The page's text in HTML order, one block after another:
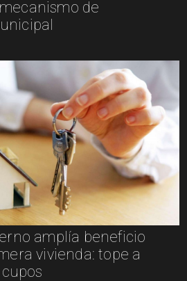
de
amplía beneficio
vivienda: tope a